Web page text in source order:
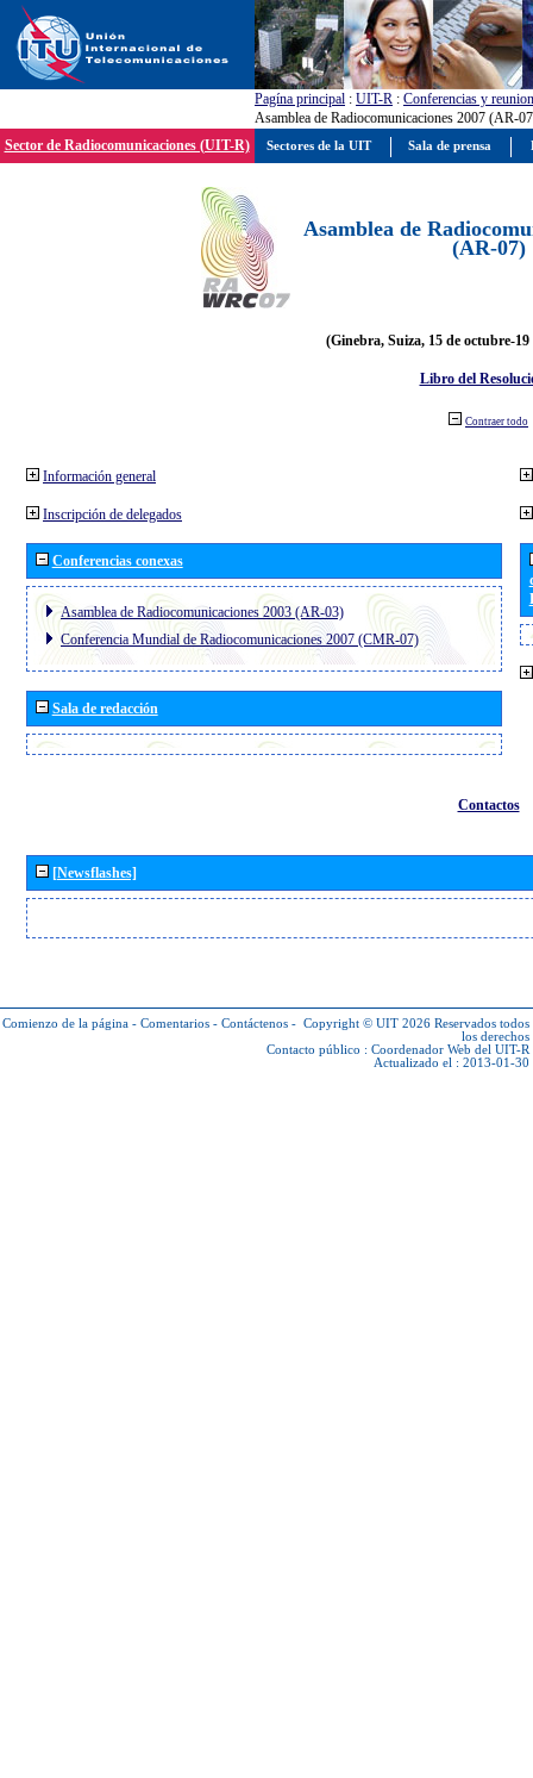
Pagína principal : UIT-R : Conferencias y
Asamblea de Radiocomunicaciones 2007 (AR-
Sector de Radiocomunicaciones (UIT-R)
Asamblea de
(AR-07)
(Ginebra, Suiza, 15 de octubre-19
Libro del
Contraer todo
Información general
Inscripción de delegados
Conferencias conexas
Asamblea de Radiocomunicaciones 2003 (AR-03)
Conferencia Mundial de Radiocomunicaciones 2007 (CMR-07)
Sala de redacción
Contactos
[Newsflashes]
Comienzo de la página - Comentarios - Contáctenos - Copyright © UIT 2026 Reservados todos
los derechos
Contacto público : Coordenador Web del UIT-R
Actualizado el : 2013-01-30
Sectores de la UIT Sala de prensa